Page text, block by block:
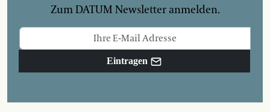
Zum DATUM Newsletter anmelden.
Eintragen